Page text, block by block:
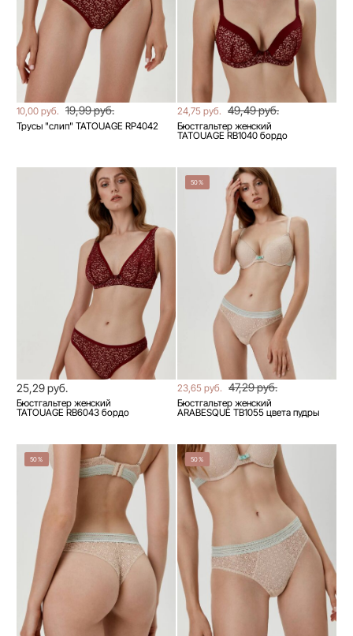
10,00 руб. 19,99 руб.
Трусы "слип" TATOUAGE RP4042
24,75 руб. 49,49 руб.
Бюстгальтер женский
TATOUAGE RB1040 бордо
25,29 руб.
Бюстгальтер женский
TATOUAGE RB6043 бордо
50%
23,65 руб. 47,29 руб.
Бюстгальтер женский
ARABESQUE TB1055 цвета пудры
50% 50%